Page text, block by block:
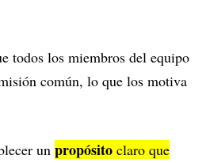
todos los miembros del equipo
común, lo que los motiva
un propósito claro que